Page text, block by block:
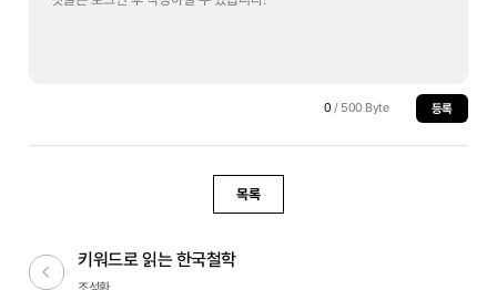
0 / 500 Byte 등록
목록
이전글
키워드로 읽는 한국철학